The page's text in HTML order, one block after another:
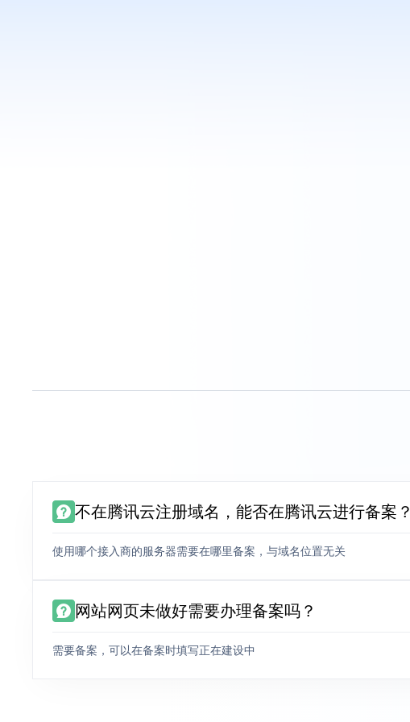
不在腾讯云注册域名，能否在腾讯云进行备案？
使用哪个接入商的服务器需要在哪里备案，与域名位置无关
网站网页未做好需要办理备案吗？
需要备案，可以在备案时填写正在建设中